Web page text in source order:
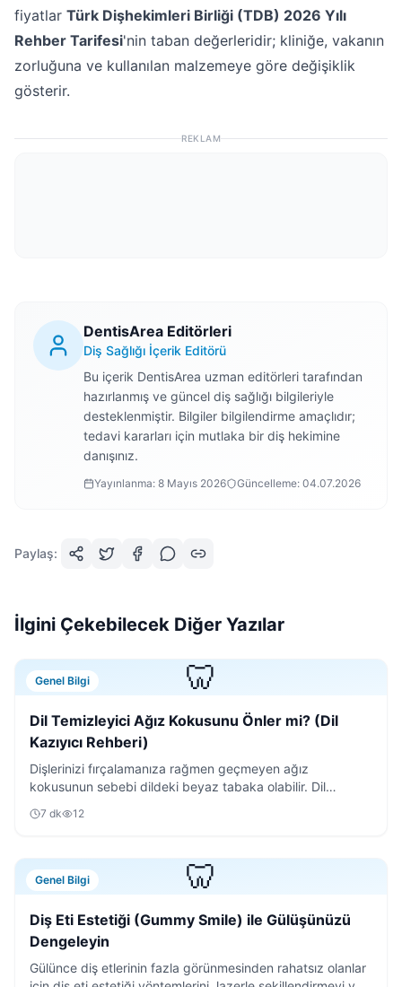
fiyatlar Türk Dişhekimleri Birliği (TDB) 2026 Yılı
Rehber Tarifesi'nin taban değerleridir; kliniğe, vakanın
zorluğuna ve kullanılan malzemeye göre değişiklik
gösterir.
REKLAM
DentisArea Editörleri
Diş Sağlığı İçerik Editörü
Bu içerik DentisArea uzman editörleri tarafından
hazırlanmış ve güncel diş sağlığı bilgileriyle
desteklenmiştir. Bilgiler bilgilendirme amaçlıdır;
tedavi kararları için mutlaka bir diş hekimine
danışınız.
Yayınlanma: 8 Mayıs 2026 Güncelleme: 04.07.2026
Paylaş:
İlgini Çekebilecek Diğer Yazılar
🦷
Genel Bilgi
Dil Temizleyici Ağız Kokusunu Önler mi? (Dil
Kazıyıcı Rehberi)
Dişlerinizi fırçalamanıza rağmen geçmeyen ağız
kokusunun sebebi dildeki beyaz tabaka olabilir. Dil
7 dk 12
🦷
Genel Bilgi
Diş Eti Estetiği (Gummy Smile) ile Gülüşünüzü
Dengeleyin
Gülünce diş etlerinin fazla görünmesinden rahatsız olanlar